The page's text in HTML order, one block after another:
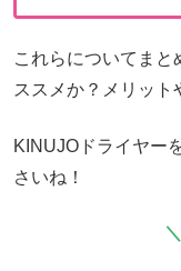
これらについてま
ススメか？メリッ
KINUJOドライヤー
さいね！